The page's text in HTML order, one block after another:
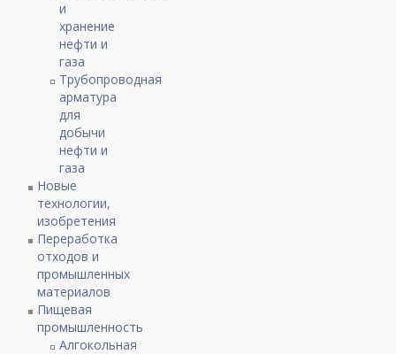
и
хранение
нефти и
газа
Трубопроводная
арматура
для
добычи
нефти и
газа
Новые
технологии,
изобретения
Переработка
отходов и
промышленных
материалов
Пищевая
промышленность
Алгокольная